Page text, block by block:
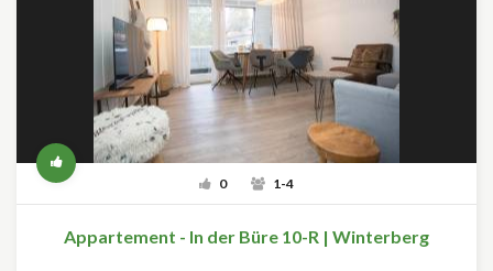
0 1-4
Appartement - In der Büre 10-R | Winterberg